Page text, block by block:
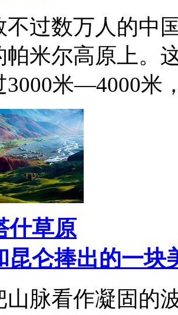
不过数万人的中
帕米尔高原上。
3000米—4000
什草原
昆仑捧出的一块
山脉看作凝固的